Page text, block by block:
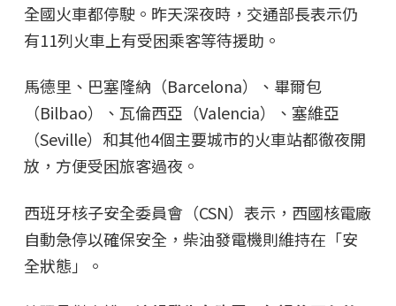
全國火車都停駛。昨天深夜時，交通部長表示仍
有11列火車上有受困乘客等待援助。
馬德里、巴塞隆納（Barcelona）、畢爾包
（Bilbao）、瓦倫西亞（Valencia）、塞維亞
（Seville）和其他4個主要城市的火車站都徹夜開
放，方便受困旅客過夜。
西班牙核子安全委員會（CSN）表示，西國核電廠
自動急停以確保安全，柴油發電機則維持在「安
全狀態」。